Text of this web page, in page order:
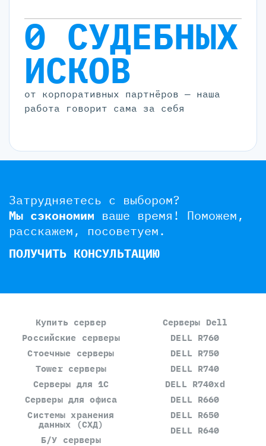
0 СУДЕБНЫХ
ИСКОВ
от корпоративных партнёров — наша
работа говорит сама за себя
Затрудняетесь с выбором?
Мы сэкономим ваше время! Поможем,
расскажем, посоветуем.
ПОЛУЧИТЬ КОНСУЛЬТАЦИЮ
Купить сервер
Российские серверы
Стоечные серверы
Tower серверы
Серверы для 1С
Серверы для офиса
Системы хранения
данных (СХД)
Б/У серверы
Серверы Dell
DELL R760
DELL R750
DELL R740
DELL R740xd
DELL R660
DELL R650
DELL R640